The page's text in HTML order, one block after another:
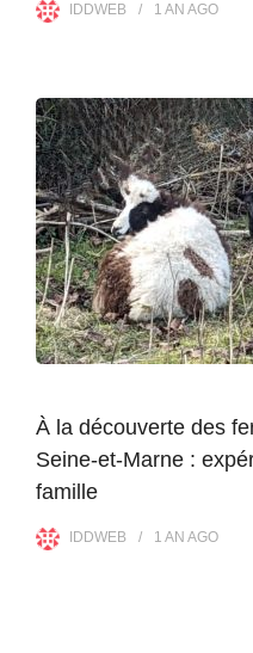
IDDWEB 1 AN AGO
À la découverte des
Seine-et-Marne :
famille
IDDWEB 1 AN AGO